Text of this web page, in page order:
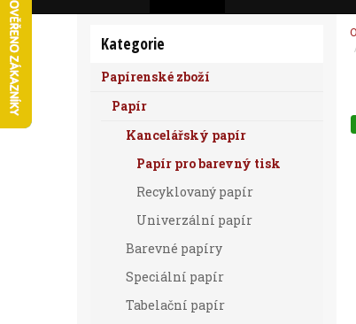
Kategorie
Papírenské zboží
Papír
Kancelářský papír
Papír pro barevný tisk
Recyklovaný papír
Univerzální papír
Barevné papíry
Speciální papír
Tabelační papír